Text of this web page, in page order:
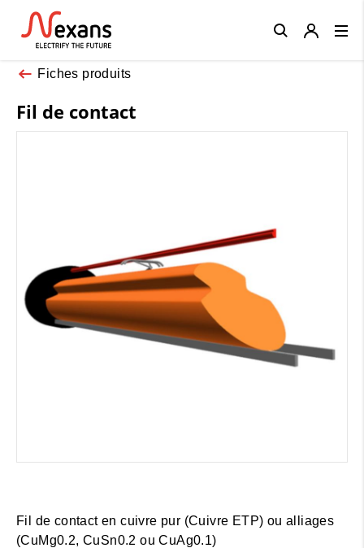
Fiches produits
Fil de contact
Fil de contact en cuivre pur (Cuivre ETP) ou alliages
(CuMg0.2, CuSn0.2 ou CuAg0.1)
Close